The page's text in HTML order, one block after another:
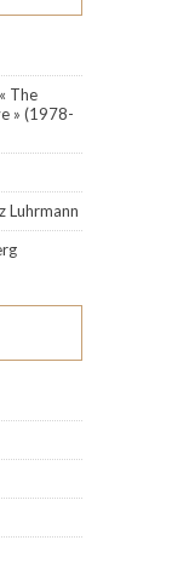
The
» (1978-
Luhrmann